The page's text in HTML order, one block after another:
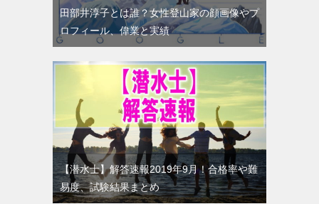
田部井淳子とは誰？女性登山家の顔画像やプ
ロフィール、偉業と実績
【潜水士】解答速報2019年9月！合格率や難
易度、試験結果まとめ